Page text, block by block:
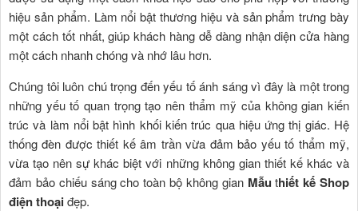
hiệu sản phẩm. Làm nổi bật thương hiệu và sản phẩm trưng bày
một cách tốt nhất, giúp khách hàng dễ dàng nhận diện cửa hàng
một cách nhanh chóng và nhớ lâu hơn.
Chúng tôi luôn chú trọng đến yếu tố ánh sáng vì đây là một trong
những yếu tố quan trọng tạo nên thẩm mỹ của không gian kiến
trúc và làm nổi bật hình khối kiến trúc qua hiệu ứng thị giác. Hệ
thống đèn được thiết kế âm trần vừa đảm bảo yếu tố thẩm mỹ,
vừa tạo nên sự khác biệt với những không gian thiết kế khác và
đảm bảo chiếu sáng cho toàn bộ không gian Mẫu thiết kếShop
điện thoạiđẹp.